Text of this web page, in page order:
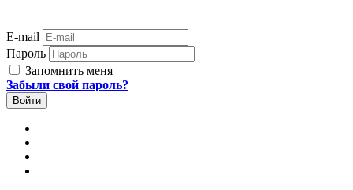
E-mail
Пароль
Запомнить меня
Забыли свой пароль?